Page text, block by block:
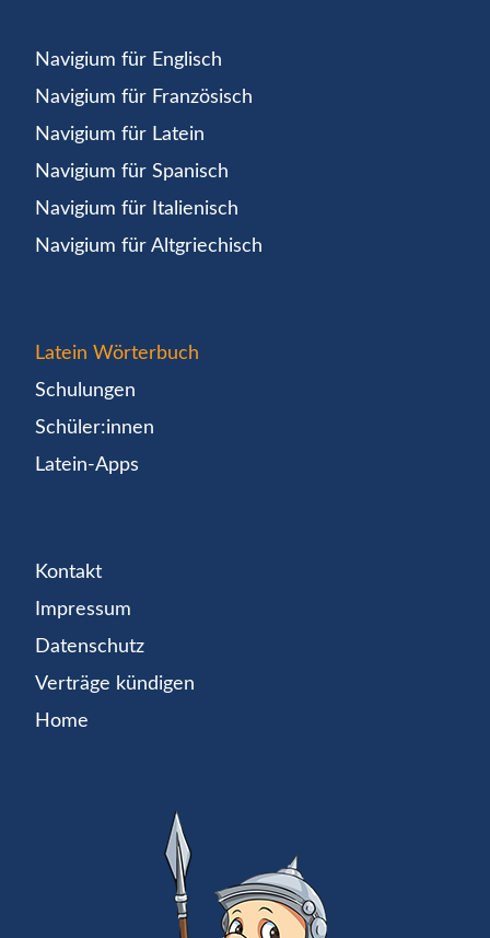
Navigium für Englisch
Navigium für Französisch
Navigium für Latein
Navigium für Spanisch
Navigium für Italienisch
Navigium für Altgriechisch
Latein Wörterbuch
Schulungen
Schüler:innen
Latein-Apps
Kontakt
Impressum
Datenschutz
Verträge kündigen
Home